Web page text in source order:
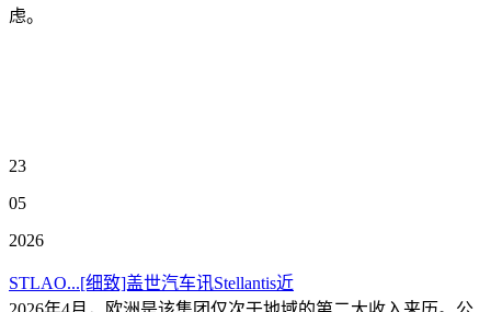
虑。
23
05
2026
STLAO...[细致]盖世汽车讯Stellantis近